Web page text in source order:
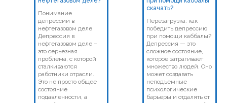
Понимание
депрессии в
нефтегазовом деле
Депрессия в
нефтегазовом деле –
это серьезная
проблема, с которой
сталкиваются
работники отрасли.
Это не просто общее
состояние
подавленности, а
скачать?
Перезагрузка: как
победить депрессию
при помощи каббалы?
Депрессия — это
сложное состояние,
которое затрагивает
множество людей. Оно
может создавать
неподъемные
психологические
барьеры и отдалять от